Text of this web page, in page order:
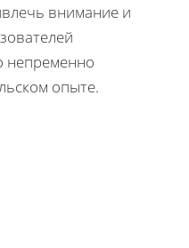
внимание и
непременно
опыте.